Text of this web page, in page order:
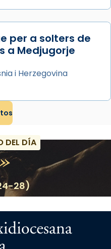
per a solters de
a Medjugorje
i Herzegovina
DEL DÍA
28)